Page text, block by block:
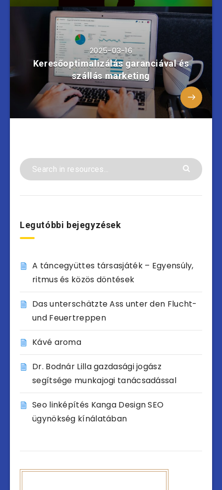
2025-03-16
Keresőoptimalizálás garanciával és
szállás marketing
Legutóbbi bejegyzések
A táncegyüttes társasjáték – Egyensúly,
ritmus és közös döntések
Das unterschätzte Ass unter den Flucht-
und Feuertreppen
Kávé aroma
Dr. Bodnár Lilla gazdasági jogász
segítsége munkajogi tanácsadással
Seo linképítés Kanga Design SEO
ügynökség kínálatában